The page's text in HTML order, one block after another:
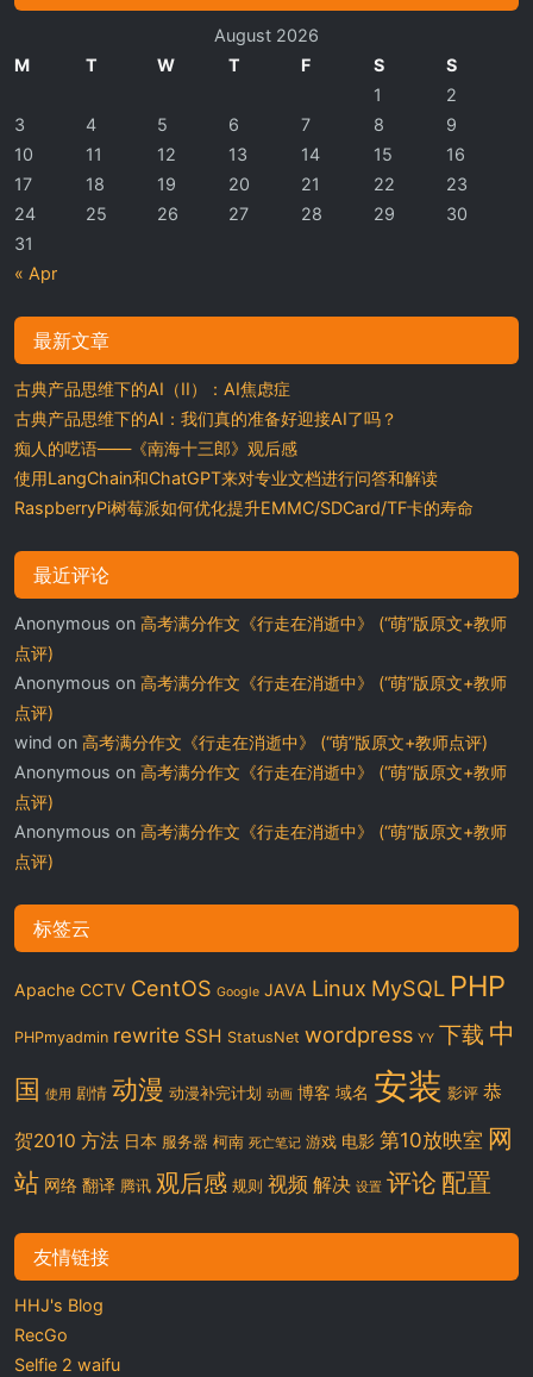
August 2026
M
T W T F S S
« Apr
1
2
3
4 5 6 7 8
9
10
11 12 13 14 15
16
17
18 19 20 21 22
23
24
25 26 27 28 29
30
31
最新文章
古典产品思维下的AI（II）：AI焦虑症
古典产品思维下的AI：我们真的准备好迎接AI了吗？
痴人的呓语——《南海十三郎》观后感
使用LangChain和ChatGPT来对专业文档进行问答和解读
RaspberryPi树莓派如何优化提升EMMC/SDCard/TF卡的寿命
最近评论
Anonymous on 高考满分作文《行走在消逝中》 (“萌”版原文+教师
点评)
Anonymous on 高考满分作文《行走在消逝中》 (“萌”版原文+教师
点评)
wind on 高考满分作文《行走在消逝中》 (“萌”版原文+教师点评)
Anonymous on 高考满分作文《行走在消逝中》 (“萌”版原文+教师
点评)
Anonymous on 高考满分作文《行走在消逝中》 (“萌”版原文+教师
点评)
标签云
Apache CCTV CentOS Google JAVA Linux MySQL PHP
PHPmyadmin rewrite SSH StatusNet wordpress YY 下载 中
国 使用 剧情 动漫 动漫补完计划 动画 博客 域名 安装 影评 恭
贺2010 方法 日本 服务器 柯南 死亡笔记 游戏 电影 第10放映室 网
站 网络 翻译 腾讯 观后感 规则 视频 解决 设置 评论 配置
友情链接
HHJ's Blog
RecGo
Selfie 2 waifu